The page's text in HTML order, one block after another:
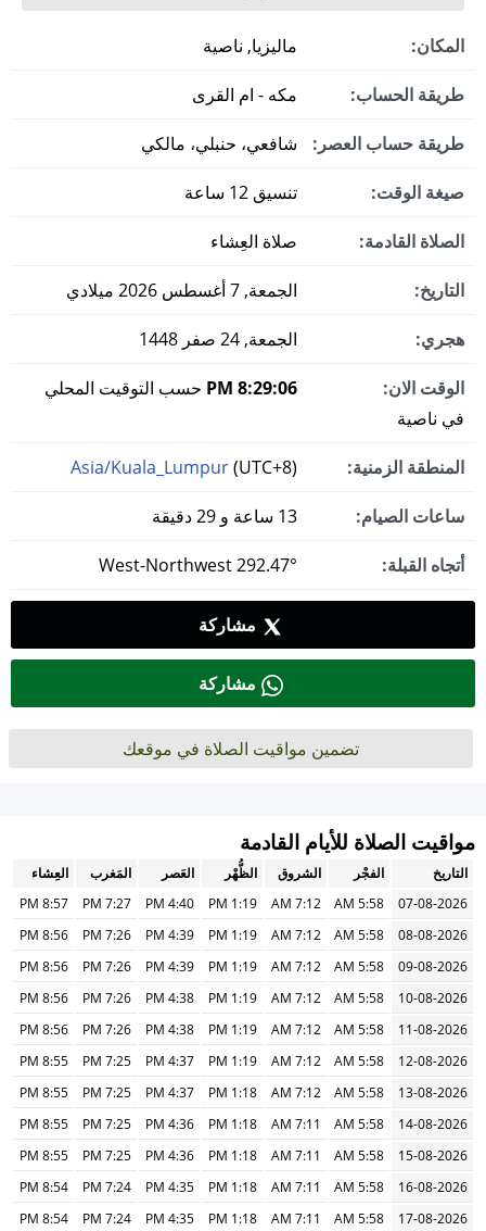
المكان: ماليزيا, ناصية
طريقة الحساب: مكه - ام القرى
طريقة حساب العصر: شافعي، حنبلي، مالكي
صيغة الوقت: تنسيق 12 ساعة
الصلاة القادمة: صلاة العِشاء
التاريخ: الجمعة, 7 أغسطس 2026 ميلادي
هجري: الجمعة, 24 صفر 1448
الوقت الان: 8:29:06 PM
حسب التوقيت المحلي
في ناصية
المنطقة الزمنية: Asia/Kuala_Lumpur(UTC+8)
ساعات الصيام:
أتجاه القبلة:
مشاركة
مشاركة
تضمين مواقيت الصلاة في موقعك
مواقيت الصلاة للأيام القادمة
التاريخ الفجْر الشروق الظُّهْر العَصر المَغرب
العِشاء
07-08-2026
5:58 AM
7:12 AM
1:19 PM
4:40 PM
7:27 PM
8:57 PM
08-08-2026
5:58 AM
7:12 AM
1:19 PM
4:39 PM
7:26 PM
8:56 PM
09-08-2026
5:58 AM
7:12 AM
1:19 PM
4:39 PM
7:26 PM
8:56 PM
10-08-2026
5:58 AM
7:12 AM
1:19 PM
4:38 PM
7:26 PM
8:56 PM
11-08-2026
5:58 AM
7:12 AM
1:19 PM
4:38 PM
7:26 PM
8:56 PM
12-08-2026
5:58 AM
7:12 AM
1:19 PM
4:37 PM
7:25 PM
8:55 PM
13-08-2026
5:58 AM
7:12 AM
1:18 PM
4:37 PM
7:25 PM
8:55 PM
14-08-2026
5:58 AM
7:11 AM
1:18 PM
4:36 PM
7:25 PM
8:55 PM
15-08-2026
5:58 AM
7:11 AM
1:18 PM
4:36 PM
7:25 PM
8:55 PM
16-08-2026
5:58 AM
7:11 AM
1:18 PM
4:35 PM
7:24 PM
8:54 PM
17-08-2026
5:58 AM
7:11 AM
1:18 PM
4:35 PM
7:24 PM
8:54 PM